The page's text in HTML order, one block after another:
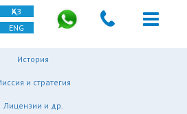
ҚАЗ
ENG
История
и стратегия
Лицензии и др.